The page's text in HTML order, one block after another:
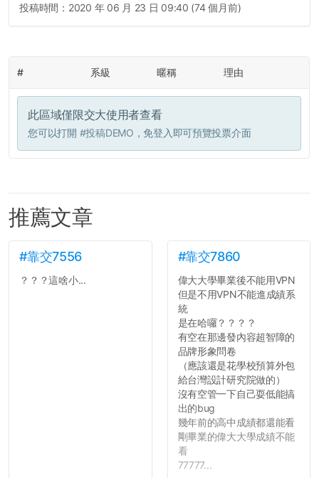
投稿時間： 2020 年 06 月 23 日 09:40 (74 個月前)
# 系級 暱稱 理由
此區域僅限交大使用者查看
您可以打開 #投稿DEMO ，免登入即可預覽投票介面
推薦文章
#靠交7556
？？？這啥小...
#靠交7860
偉大大學畢業後不能用VPN
但是不用VPN不能進成績系
統
是在哈囉？？？？
有空在那邊發內容超智障的
品牌形象問卷
（應該還是花學校預算外包
給台灣設計研究院做的）
沒有空管一下自己耍低能搞
出的bug
幾年前的高中成績都還能看
剛畢業的偉大大學成績不能
看
77777...